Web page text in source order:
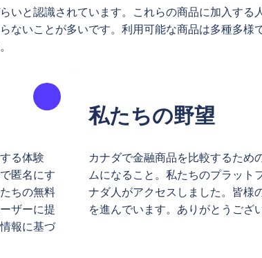
いと認識されています。これらの商品に加入する
ないことが多いです。利用可能な商品は多種多様
る体験
匿名にす
ちの無料
ザーに提
報に基づ
私たちの野望
カナダで金融商品を比較するため
ムになること。私たちのプラット
ナダ人がアクセスしました。皆様
を進んでいます。ありがとうござ